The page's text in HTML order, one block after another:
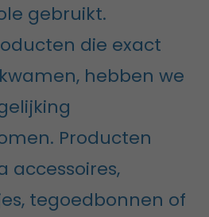
gebruikt.
die exact
hebben we
Producten
accessoires,
tegoedbonnen of